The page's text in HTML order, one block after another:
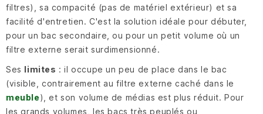
filtres), sa compacité (pas de matériel extérieur) et sa
facilité d'entretien. C'est la solution idéale pour débuter,
pour un bac secondaire, ou pour un petit volume où un
filtre externe serait surdimensionné.
Ses limites : il occupe un peu de place dans le bac
(visible, contrairement au filtre externe caché dans le
meuble), et son volume de médias est plus réduit. Pour
les grands volumes, les bacs très peuplés ou